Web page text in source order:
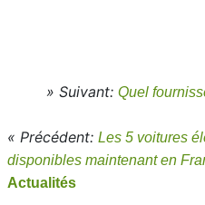
» Suivant: Quel
« Précédent: Les 5 voitures
disponibles maintenant en
Actualités